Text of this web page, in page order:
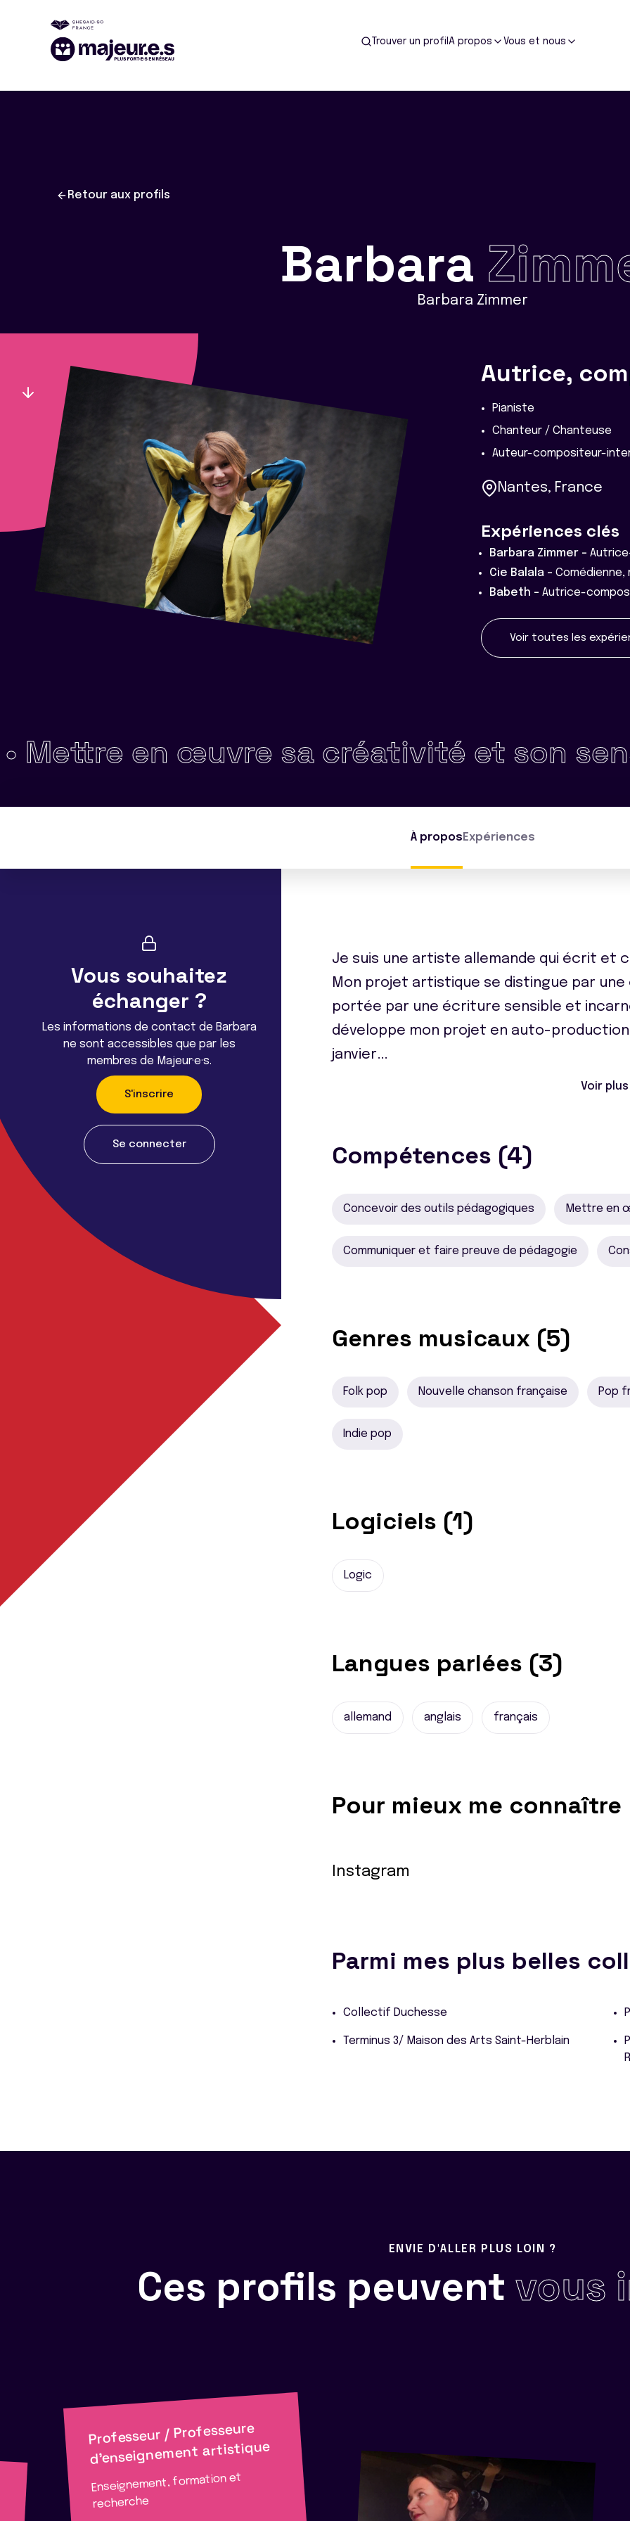
Trouver un profil A propos Vous et nous
Retour aux profils
Barbara
Barbara Zimmer
Autrice,
Pianiste
Chanteur / Chanteuse
Auteur-compositeur-
Nantes, France
Expériences clés
Barbara Zimmer -
Cie Balala - Comédienne,
Babeth - Autrice-
Voir toutes les
en œuvre sa créativité et son sens
À propos Expériences
Vous souhaitez
échanger ?
Les informations de contact de Barbara
ne sont accessibles que par les
membres de Majeur·e·s.
S'inscrire
Se connecter
Je suis une artiste allemande qui écrit et
Mon projet artistique se distingue par
portée par une écriture sensible et
développe mon projet en auto-
janvier...
Voir plus
Compétences (4)
Concevoir des outils pédagogiques Mettre en
Communiquer et faire preuve de pédagogie
Genres musicaux (5)
Folk pop Nouvelle chanson française Pop
Indie pop
Logiciels (1)
Logic
Langues parlées (3)
allemand anglais français
Pour mieux me connaître
Instagram
Parmi mes plus belles
Collectif Duchesse
Terminus 3/ Maison des Arts Saint-Herblain
ENVIE D'ALLER PLUS LOIN ?
Ces profils peuvent vous
Professeur / Professeure
d'enseignement artistique
Enseignement, formation et
recherche